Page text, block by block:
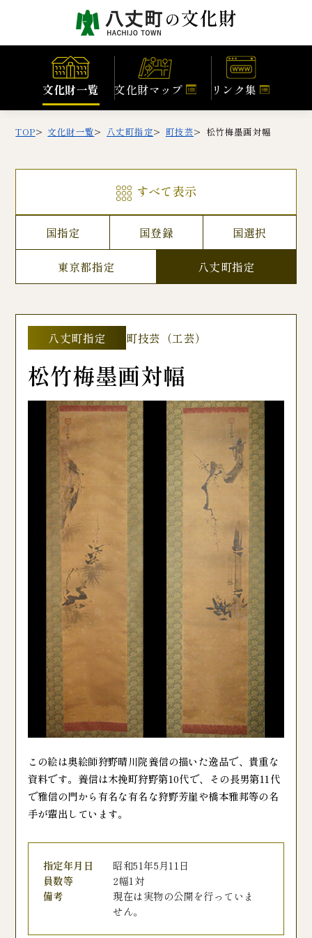
文化財一覧 文化財マップ リンク集
TOP 文化財一覧 八丈町指定 町技芸 松竹梅墨画対幅
すべて表示
国指定 国登録 国選択
東京都指定 八丈町指定
八丈町指定 町技芸（工芸）
松竹梅墨画対幅
この絵は奥絵師狩野晴川院養信の描いた逸品で、貴重な
資料です。養信は木挽町狩野第10代で、その長男第11代
で雅信の門から有名な有名な狩野芳崖や橋本雅邦等の名
手が輩出しています。
指定年月日
昭和51年5月11日
員数等
2幅1対
備考
現在は実物の公開を行っていま
せん。